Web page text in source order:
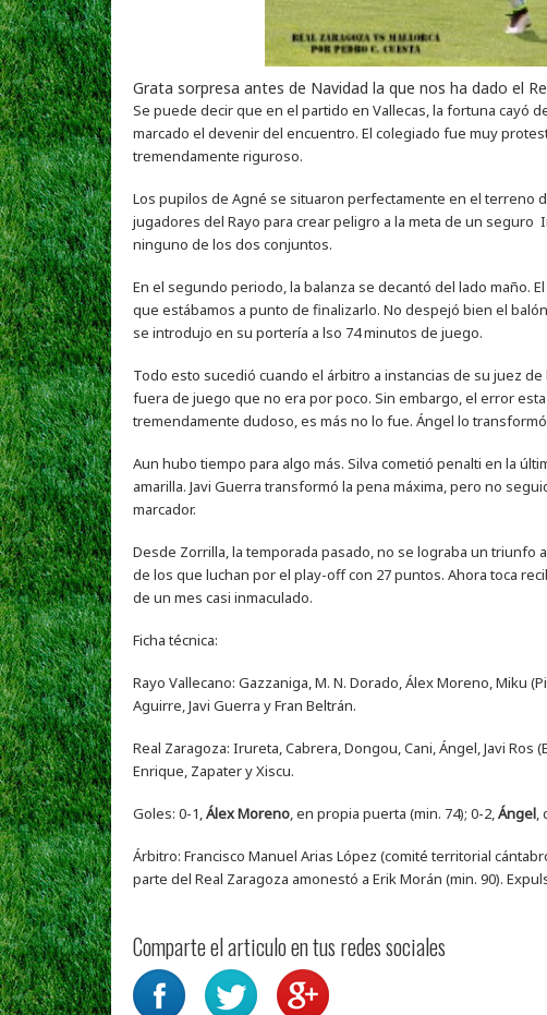
Grata sorpresa antes de Navidad la que nos ha dado el
Se puede decir que en el partido en Vallecas, la fortuna cayó
marcado el devenir del encuentro. El colegiado fue muy
tremendamente riguroso.
Los pupilos de Agné se situaron perfectamente en el terreno
jugadores del Rayo para crear peligro a la meta de un seguro
ninguno de los dos conjuntos.
En el segundo periodo, la balanza se decantó del lado maño.
que estábamos a punto de finalizarlo. No despejó bien el
se introdujo en su portería a lso 74 minutos de juego.
Todo esto sucedió cuando el árbitro a instancias de su juez
fuera de juego que no era por poco. Sin embargo, el error
tremendamente dudoso, es más no lo fue. Ángel lo
Aun hubo tiempo para algo más. Silva cometió penalti en la
amarilla. Javi Guerra transformó la pena máxima, pero no
marcador.
Desde Zorrilla, la temporada pasado, no se lograba un
de los que luchan por el play-off con 27 puntos. Ahora toca
de un mes casi inmaculado.
Ficha técnica:
Rayo Vallecano: Gazzaniga, M. N. Dorado, Álex Moreno, Miku
Aguirre, Javi Guerra y Fran Beltrán.
Real Zaragoza: Irureta, Cabrera, Dongou, Cani, Ángel, Javi Ros
Enrique, Zapater y Xiscu.
Goles: 0-1,Álex Moreno, en propia puerta (min. 74); 0-2,Ángel,
Árbitro: Francisco Manuel Arias López (comité territorial
parte del Real Zaragoza amonestó a Erik Morán (min. 90).
Comparte el articulo en tus redes sociales